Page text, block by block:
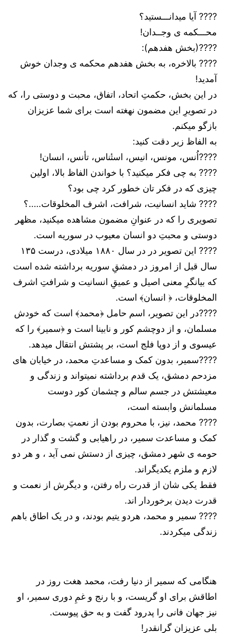
???? آیا میدانـــستید؟
محـــکمه ی وجــدان!
????(بخش هفدهم):
???? بالاخره، به بخش هفدهم محکمه ی وجدان خوش
آمدید!
در این بخش، حکمتِ اتحاد، اتفاق، محبت و دوستی را، که
در تصویرِ این مضمون نهغته است برای شما عزیزان
بازگو میکنم.
به الفاظ زیر دقت کنید:
????اُنس، مونس، انیس، استٔناس، تأنس، انسان!
???? به چی فکر میکنید؟ با خواندن الفاظ بالا، اولین
چیزی که در فکر تان خطور کرد چی بود؟
???? شاید انسانیت، شرافت، اشرف المخلوقات…..؟
تصویری را که در عنوانِ مضمون مشاهده میکنید، مظهر
دوستی و محبتِ دو انسان معیوب در سوریه است.
???? این تصویر در در سال ۱۸۸۰ میلادی، درست ۱۳۵
سال قبل از امروز در دمشقِ سوریه برداشته شده است
که بیانگرِ معنی اصیل و عمیقِ انسانیت و شرافتِ اشرف
المخلوقات، ﴿ انسان﴾ است.
????در این تصویر، اسم حامل ﴿محمد﴾ است که خودش
مسلمان، و از دوچشم کور و نابینا است و ﴿سمیر﴾ را که
عیسوی و از دوپا فلج است، بر پشتش انتقال میدهد.
????سمیر، بدون کمک و مساعدتِ محمد، در خیابان های
مزدحم دمشق، یک قدم برداشته نمیتواند و زندگی و
معیشتش در جسم سالم و چشمان کور دوست
مسلمانش وابسته است،
???? محمد، نیز، با محروم بودن از نعمتِ بصارت، بدون
کمک و مساعدت سمیر، در راهیابی و گشت و گذار در
حومه ی شهر دمشق، چیزی از دستش نمی آید ، و هر دو
لازم و ملزم یکدیگراند.
فقط یکی شان از قدرت راه رفتن، و دیگرش از نعمت و
قدرت دیدن برخوردار اند.
???? سمیر و محمد، هردو یتیم بودند، و در یک اطاق باهم
زندگی میکردند.
هنگامی که سمیر از دنیا رفت، محمد هغت روز در
اطاقش برای او گریست، و با رنج و غمِ دوری سمیر، او
نیز جهان فانی را پدرود گفت و به حق پیوست.
بلی عزیزان گرانقدر!